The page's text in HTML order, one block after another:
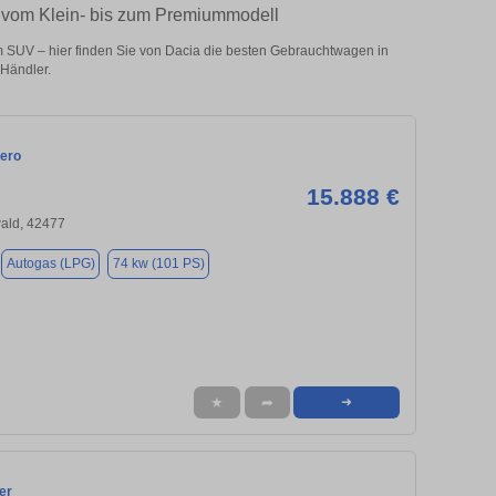
Klein- bis zum Premiummodell
– hier finden Sie von Dacia die besten Gebrauchtwagen in
15.888 €
42477
Autogas (LPG) 74 kw (101 PS)
★ ➦ ➜